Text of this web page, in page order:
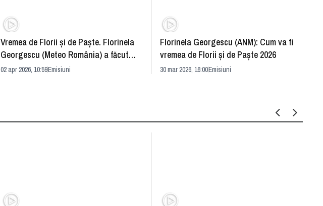
Vremea de Florii și de Paște. Florinela
Georgescu (Meteo România) a făcut
prognoza
02 apr 2026, 10:59Emisiuni
Florinela Georgescu (ANM): Cum va fi
vremea de Florii și de Paște 2026
30 mar 2026, 16:00Emisiuni